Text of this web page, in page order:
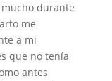
durante
me
a mi
que no tenía
antes